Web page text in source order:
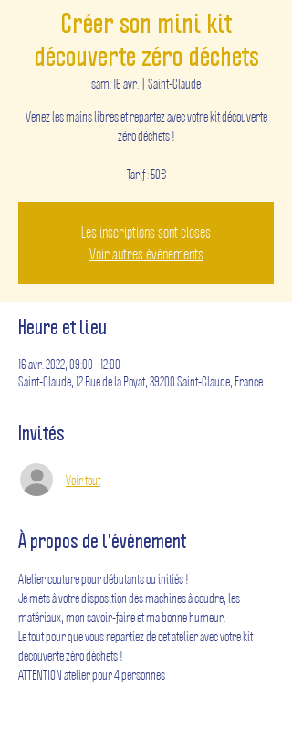
Créer son mini kit
découverte zéro déchets
sam. 16 avr.
  |
Saint-Claude
Venez les mains libres et repartez avec votre kit découverte
zéro déchets !
Tarif : 50€
Les inscriptions sont closes
Voir autres événements
Heure et lieu
16 avr. 2022, 09:00 – 12:00
Saint-Claude, 12 Rue de la Poyat, 39200 Saint-Claude, France
Invités
Voir tout
À propos de l'événement
Atelier couture pour débutants ou initiés !
Je mets à votre disposition des machines à coudre, les
matériaux, mon savoir-faire et ma bonne humeur.
Le tout pour que vous repartiez de cet atelier avec votre kit
découverte zéro déchets !
ATTENTION atelier pour 4 personnes